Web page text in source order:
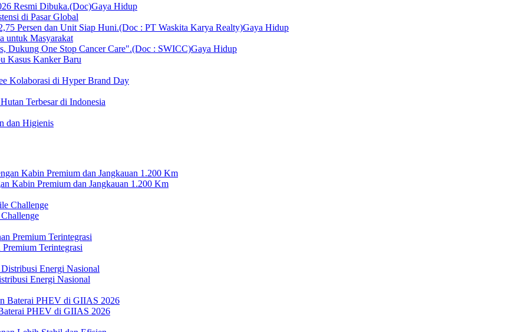
Gaya Hidup
di Pasar Global
Gaya Hidup
untuk Masyarakat
Gaya Hidup
Kasus Kanker Baru
Kolaborasi di Hyper Brand Day
Terbesar di Indonesia
dan Higienis
Kabin Premium dan Jangkauan 1.200 Km
Terintegrasi
Energi Nasional
PHEV di GIIAS 2026